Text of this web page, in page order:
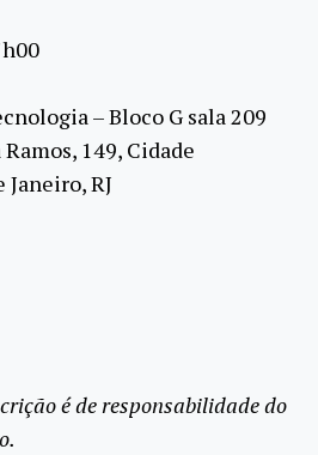
– Bloco G sala 209
149, Cidade
RJ
é de responsabilidade do